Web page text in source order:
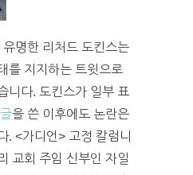
명한 리처드 도킨스는
를 지지하는 트윗으로
니다. 도킨스가 일부 표
을 쓴 이후에도 논란은
. <가디언> 고정 칼럼니
교회 주임 신부인 자일